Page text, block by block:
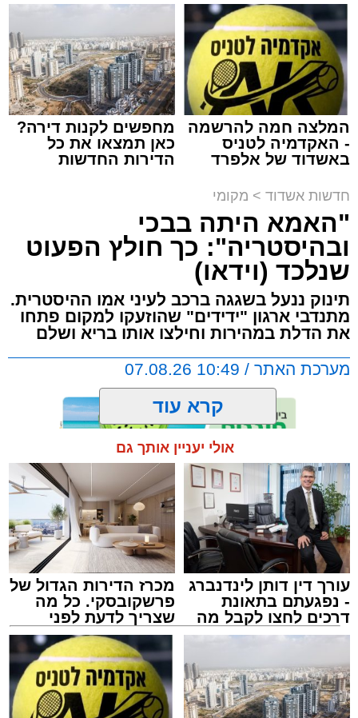
אירוע חמור ומפחיד התרחש בקו 881 בנסיעה
מאשדוד למודיעין, לאחר שוויכוח מילוליות בין הנהג
לאחד הנוסעים הידרדר במהירות לאלימות קשה
שזרעה פאניקה רבה בקרב הנוסעים. הסיפור
והתיעוד פורסמו לראשונה בקבוצות חמ"ל אשדוד.
הנסיעה על אחד הנוסעים, איבד שליטה ובצעד
דרמטי ואלים ניפץ את שמשת האוטובוס.
המעשה האלים גרם להתרסקות זכוכיות ולרגעים
של אימה בתוך כלי הרכב. ילדים רבים ונוסעים
אחרים שהיו על האוטובוס לקו בטראומה, פרצו
בבכי היסטרי ונאלצו לחוות רגעים של חרדה
עמוקה בעיצומה של הנסיעה בכביש.
בעקבות פניות דחופות ודיווחים שהעבירו הנוסעים
המבוהלים למוקדי החירום, כוחות משטרה הוזעקו
לזירה ועצרו את האוטובוס בהמשך המסלול כדי
לטפל באירוע ולתחקר את המעורבים.
מעוניינים להגיב? לדווח ? צרו איתנו קשר במייל -
ASHDODS@ISNET.CO.IL
באשדוד
המלצה חמה להרשמה
- האקדמיה לטניס
באשדוד של אלפרד
מחפשים לקנות דירה?
כאן תמצאו את כל
הדירות החדשות
חדשות אשדוד > מקומי
"האמא היתה בבכי
ובהיסטריה": כך חולץ הפעוט
שנלכד (וידאו)
תינוק ננעל בשגגה ברכב לעיני אמו ההיסטרית.
מתנדבי ארגון "ידידים" שהוזעקו למקום פתחו
את הדלת במהירות וחילצו אותו בריא ושלם
מערכת האתר / 10:49 07.08.26
תגים:אשדוד ידידים
אמש (חמישי) בסביבות השעה 21:49, התקבלה
קריאת חירום במוקד ארגון "ידידים" אודות תינוק
שננעל בשגגה ברכב לעיני אמו הדואגת, ברחוב
כ"ט בנובמבר באשקלון.
קרא עוד
אולי יעניין אותך גם
עורך דין דותן לינדנברג
- נפגעתם בתאונת
דרכים לחצו לקבל מה
שמגיע לכם
מכרז הדירות הגדול של
פרשקובסקי. כל מה
שצריך לדעת לפני
שמגישים הצעה לדירה
באשדוד